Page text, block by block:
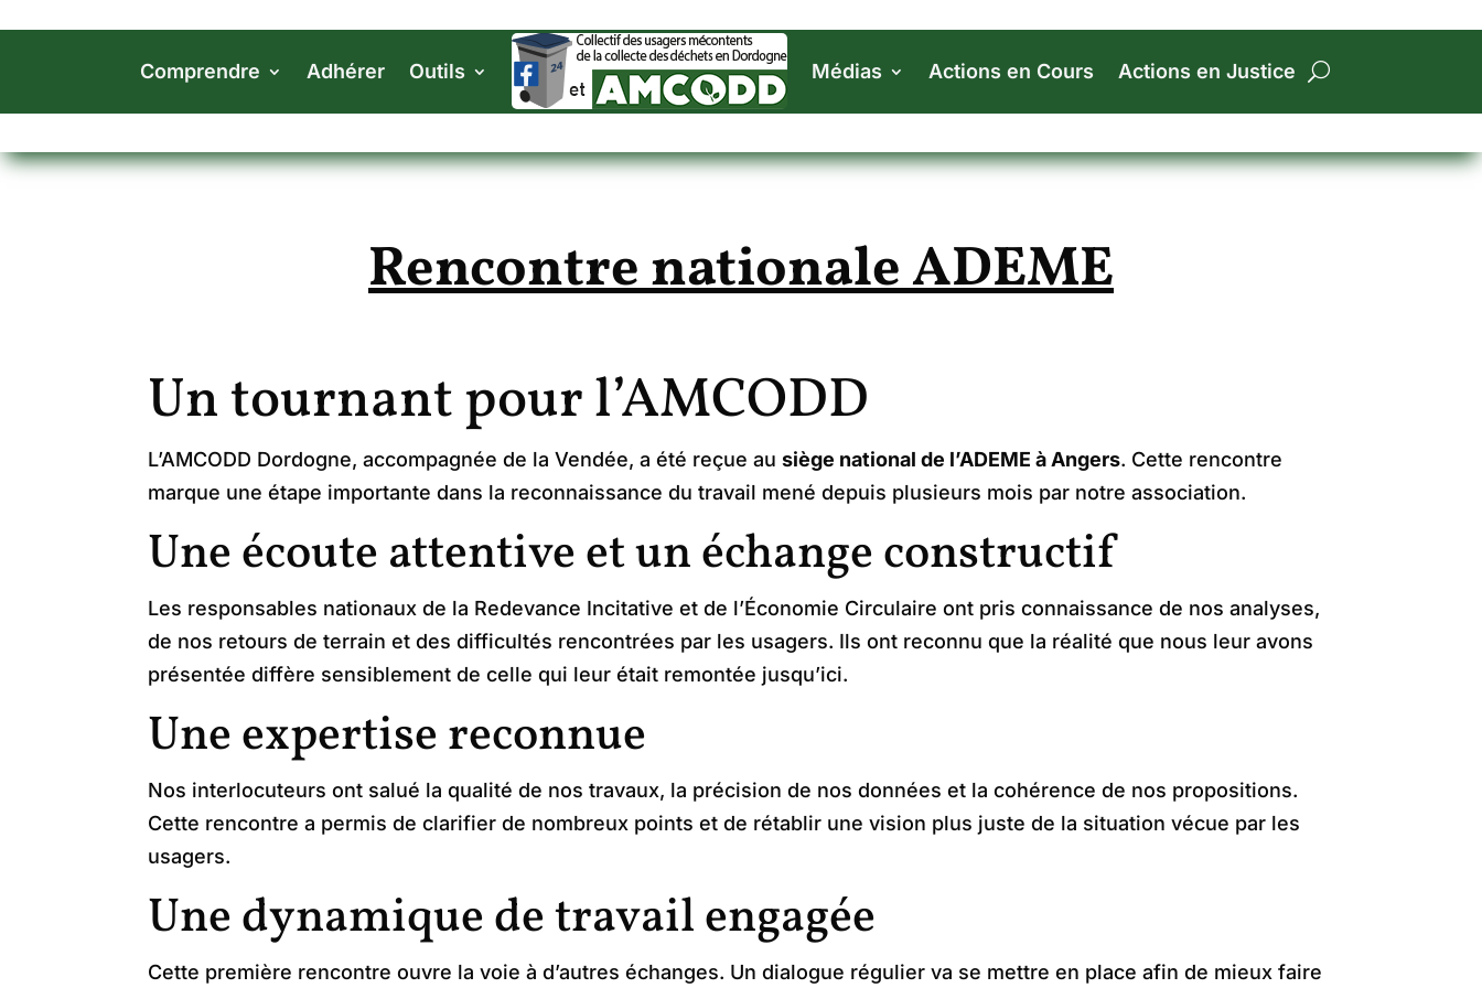
Comprendre Adhérer Outils Médias Actions en Cours Actions en Justice
Rencontre nationale ADEME
Un tournant pour l’AMCODD
L’AMCODD Dordogne, accompagnée de la Vendée, a été reçue ausiège national de l’ADEME à Angers. Cette rencontre
marque une étape importante dans la reconnaissance du travail mené depuis plusieurs mois par notre association.
Une écoute attentive et un échange constructif
Les responsables nationaux de la Redevance Incitative et de l’Économie Circulaire ont pris connaissance de nos analyses,
de nos retours de terrain et des difficultés rencontrées par les usagers. Ils ont reconnu que la réalité que nous leur avons
présentée diffère sensiblement de celle qui leur était remontée jusqu’ici.
Une expertise reconnue
Nos interlocuteurs ont salué la qualité de nos travaux, la précision de nos données et la cohérence de nos propositions.
Cette rencontre a permis de clarifier de nombreux points et de rétablir une vision plus juste de la situation vécue par les
usagers.
Une dynamique de travail engagée
Cette première rencontre ouvre la voie à d’autres échanges. Un dialogue régulier va se mettre en place afin de mieux faire